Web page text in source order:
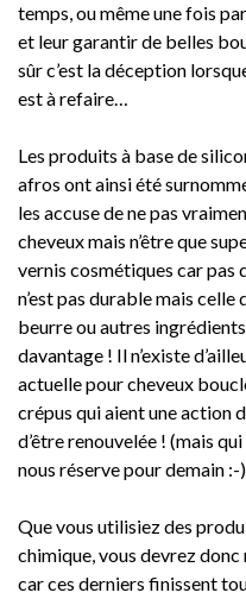
temps, ou même une fois
et leur garantir de belles
sûr c’est la déception
est à refaire…
Les produits à base de
afros ont ainsi été
les accuse de ne pas
cheveux mais n’être que
vernis cosmétiques car pas
n’est pas durable mais
beurre ou autres
davantage ! Il n’existe
actuelle pour cheveux
crépus qui aient une action
d’être renouvelée ! (mais
nous réserve pour demain
Que vous utilisiez des
chimique, vous devrez
car ces derniers finissent